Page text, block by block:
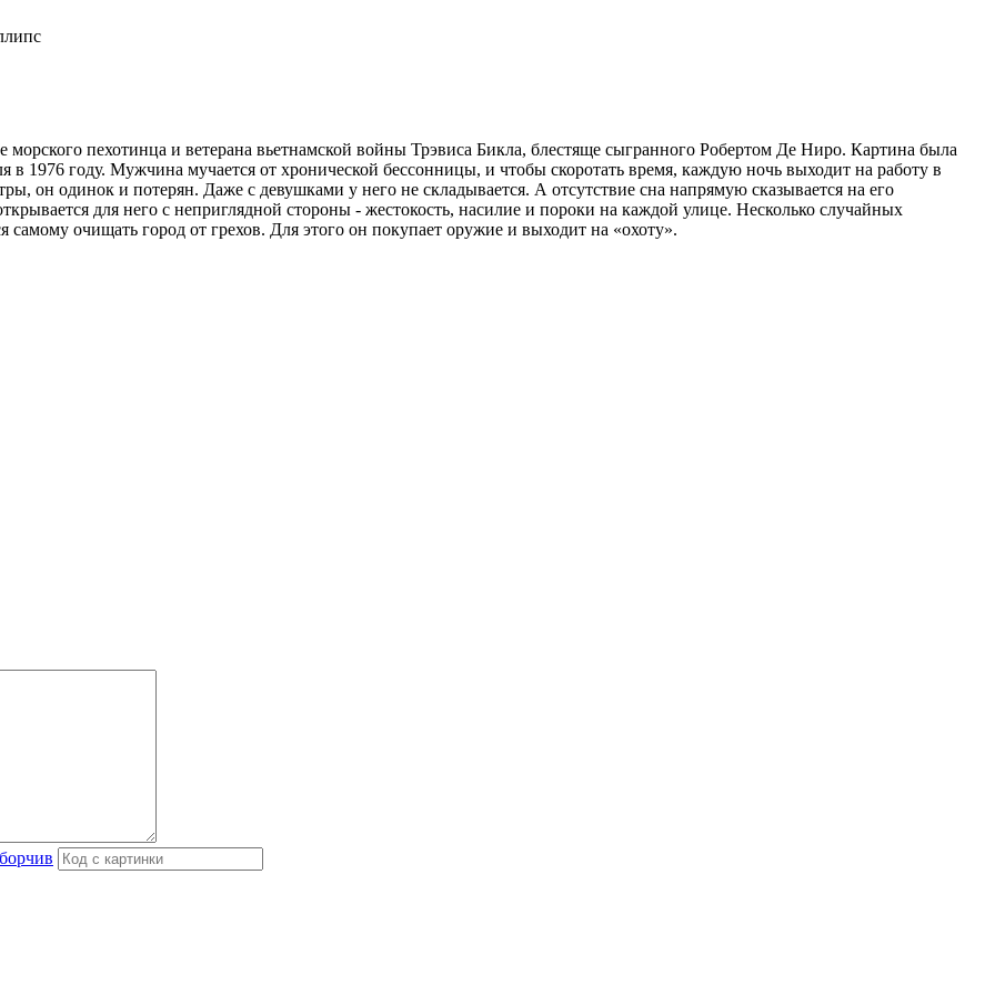
морского пехотинца и ветерана вьетнамской войны Трэвиса Бикла, блестяще сыгранного Робертом Де Ниро. Картина была
в 1976 году. Мужчина мучается от хронической бессонницы, и чтобы скоротать время, каждую ночь выходит на работу в
он одинок и потерян. Даже с девушками у него не складывается. А отсутствие сна напрямую сказывается на его
для него с неприглядной стороны - жестокость, насилие и пороки на каждой улице. Несколько случайных
очищать город от грехов. Для этого он покупает оружие и выходит на «охоту».